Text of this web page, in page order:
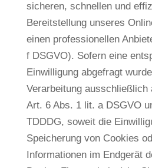
sicheren, schnellen und
Bereitstellung unseres
einen professionellen
f DSGVO). Sofern eine
Einwilligung abgefragt
Verarbeitung ausschließlich
Art. 6 Abs. 1 lit. a DSGVO
TDDDG, soweit die
Speicherung von Cookies
Informationen im Endgerät